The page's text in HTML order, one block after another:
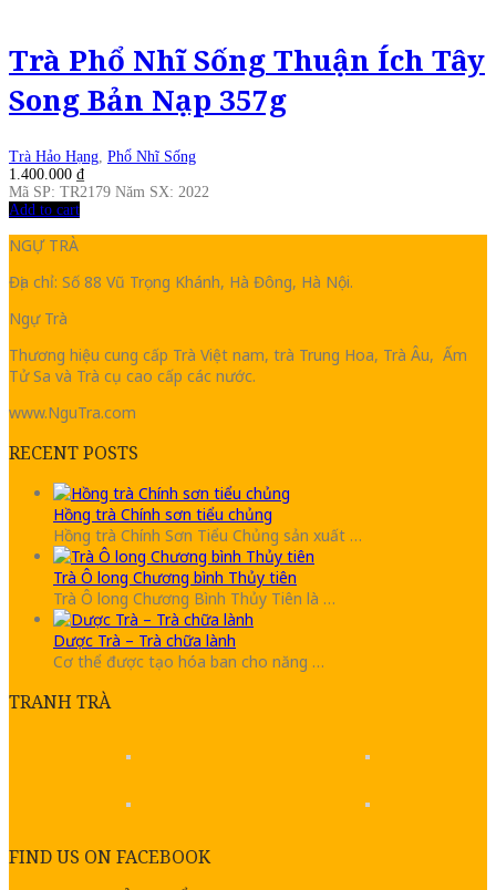
Trà Phổ Nhĩ Sống Thuận Ích Tây
Song Bản Nạp 357g
Trà Hảo Hạng Phổ Nhĩ Sống
1.400.000 ₫
Mã SP: TR2179 Năm SX: 2022
Add to cart
NGỰ TRÀ
Địa chỉ: Số 88 Vũ Trọng Khánh, Hà Đông, Hà Nội.
Ngự Trà
Thương hiệu cung cấp Trà Việt nam, trà Trung Hoa, Trà Âu, Ấm
Tử Sa và Trà cụ cao cấp các nước.
www.NguTra.com
RECENT POSTS
Hồng trà Chính sơn tiểu chủng
Hồng trà Chính Sơn Tiểu Chủng sản xuất …
Trà Ô long Chương bình Thủy tiên
Trà Ô long Chương Bình Thủy Tiên là …
Dược Trà – Trà chữa lành
Cơ thể được tạo hóa ban cho năng …
TRANH TRÀ
FIND US ON FACEBOOK